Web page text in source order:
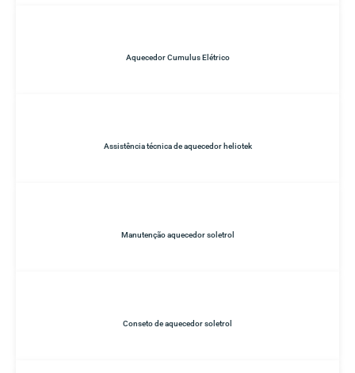
Aquecedor Cumulus Elétrico
Assistência técnica de aquecedor heliotek
Manutenção aquecedor soletrol
Conseto de aquecedor soletrol